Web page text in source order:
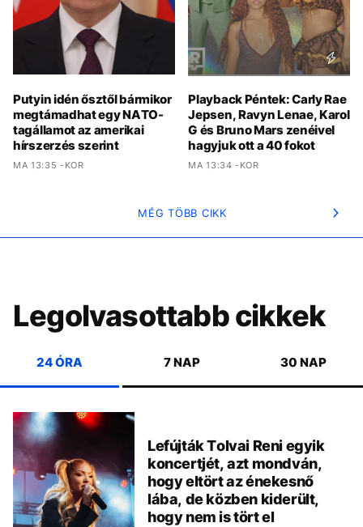
Putyin idén ősztől bármikor
megtámadhat egy NATO-
tagállamot az amerikai
hírszerzés szerint
MA 13:35 -KOR
Playback Péntek: Carly Rae
Jepsen, Ravyn Lenae, Karol
G és Bruno Mars zenéivel
hagyjuk ott a 40 fokot
MA 13:34 -KOR
MÉG TÖBB CIKK
Legolvasottabb cikkek
24 ÓRA 7 NAP 30 NAP
Lefújták Tolvai Reni egyik
koncertjét, azt mondván,
hogy eltört az énekesnő
lába, de közben kiderült,
hogy nem is tört el